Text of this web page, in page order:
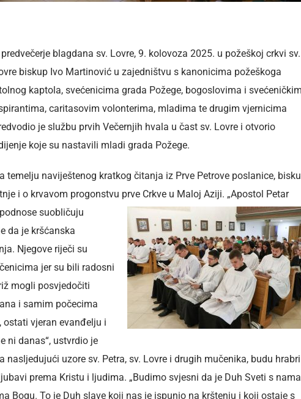
predvečerje blagdana sv. Lovre, 9. kolovoza 2025. u požeškoj crkvi sv.
biskup Ivo Martinović u zajedništvu s kanonicima požeškoga
kaptola, svećenicima grada Požege, bogoslovima i svećeničkim
caritasovim volonterima, mladima te drugim vjernicima
je službu prvih Večernjih hvala u čast sv. Lovre i otvorio
koje su nastavili mladi grada Požege.
temelju naviještenog kratkog čitanja iz Prve Petrove poslanice,
i o krvavom progonstvu prve Crkve u Maloj Aziji. „Apostol Petar
suobličuju
da je kršćanska
Njegove riječi su
jer su bili radosni
mogli posvjedočiti
i samim počecima
ostati vjeran evanđelju i
ni danas“, ustvrdio je
uzore sv. Petra, sv. Lovre i drugih mučenika, budu
prema Kristu i ljudima. „Budimo svjesni da je Duh Sveti s nama
Bogu. To je Duh slave koji nas je ispunio na krštenju i koji ostaje s